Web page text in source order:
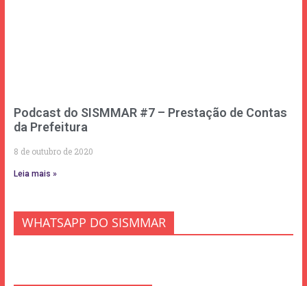
Podcast do SISMMAR #7 – Prestação de Contas
da Prefeitura
8 de outubro de 2020
Leia mais »
WHATSAPP DO SISMMAR